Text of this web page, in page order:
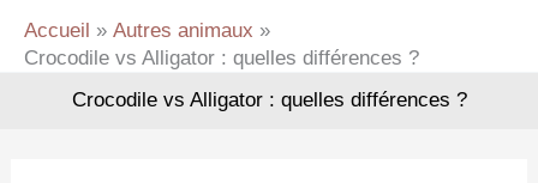
Accueil
Autres animaux
Crocodile vs Alligator : quelles différences ?
Crocodile vs Alligator : quelles différences ?